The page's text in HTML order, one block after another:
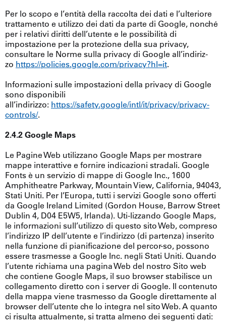
Per lo scopo e l’entità della raccolta dei dati e l’ulteriore
trattamento e utilizzo dei dati da parte di Google, nonché
per i relativi diritti dell’utente e le possibilità di
impostazione per la protezione della sua privacy,
consultare le Norme sulla privacy di Google all’indiriz-
zo https://policies.google.com/privacy?hl=it.
Informazioni sulle impostazioni della privacy di Google
sono disponibili
all’indirizzo: https://safety.google/intl/it/privacy/privacy-
controls/.
2.4.2 Google Maps
Le Pagine Web utilizzano Google Maps per mostrare
mappe interattive e fornire indicazioni stradali. Google
Fonts è un servizio di mappe di Google Inc., 1600
Amphitheatre Parkway, Mountain View, California, 94043,
Stati Uniti. Per l’Europa, tutti i servizi Google sono offerti
da Google Ireland Limited (Gordon House, Barrow Street
Dublin 4, D04 E5W5, Irlanda). Uti-lizzando Google Maps,
le informazioni sull’utilizzo di questo sito Web, compreso
l’indirizzo IP dell’utente e l’indirizzo (di partenza) inserito
nella funzione di pianificazione del percor-so, possono
essere trasmesse a Google Inc. negli Stati Uniti. Quando
l’utente richiama una pagina Web del nostro Sito web
che contiene Google Maps, il suo browser stabilisce un
collegamento diretto con i server di Google. Il contenuto
della mappa viene trasmesso da Google direttamente al
browser dell’utente che lo integra nel sito Web. A quanto
ci risulta attualmente, si tratta almeno dei seguenti dati: